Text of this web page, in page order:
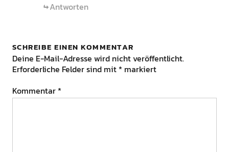
Antworten
SCHREIBE EINEN KOMMENTAR
Deine E-Mail-Adresse wird nicht veröffentlicht.
Erforderliche Felder sind mit * markiert
Kommentar *